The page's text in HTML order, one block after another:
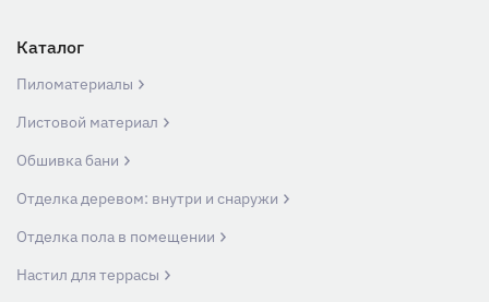
Каталог
Пиломатериалы
Листовой материал
Обшивка бани
Отделка деревом: внутри и снаружи
Отделка пола в помещении
Настил для террасы